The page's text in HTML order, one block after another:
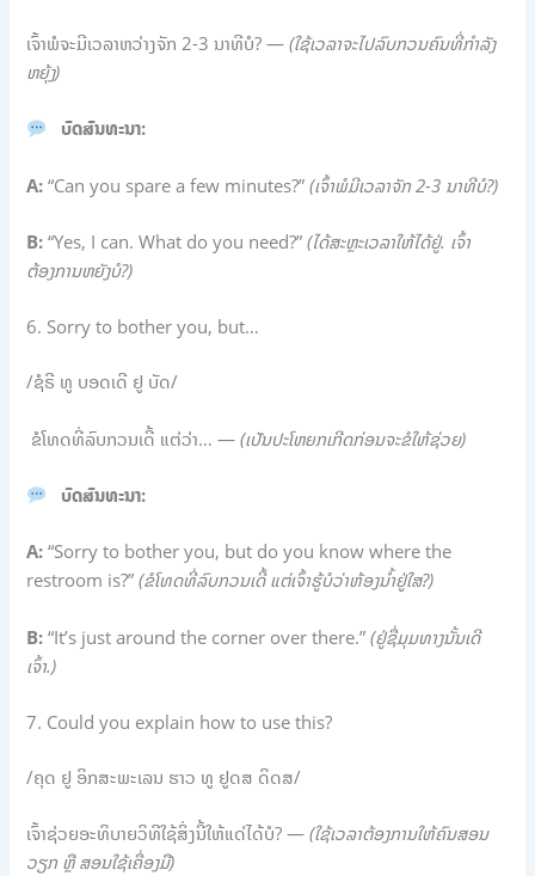
ເຈົ້າພໍຈະມີເວລາຫວ່າງຈັກ 2-3 ນາທີບໍ? —(ໃຊ້ເວລາຈະໄປລົບກວນຄົນທີ່ກຳລັງ
ຫຍຸ້ງ)
ບົດສົນທະນາ:
A: “Can you spare a few minutes?”(ເຈົ້າພໍມີເວລາຈັກ 2-3 ນາທີບໍ?)
B: “Yes, I can. What do you need?”(ໄດ້ສະຫຼະເວລາໃຫ້ໄດ້ຢູ່. ເຈົ້າ
ຕ້ອງການຫຍັງບໍ?)
6. Sorry to bother you, but…
/ຊໍຣີ ທູ ບອດເດີ ຢູ ບັດ/
ຂໍໂທດທີ່ລົບກວນເດີ້ ແຕ່ວ່າ… —(ເປັນປະໂຫຍກເກີດກ່ອນຈະຂໍໃຫ້ຊ່ວຍ)
ບົດສົນທະນາ:
A: “Sorry to bother you, but do you know where the
restroom is?”(ຂໍໂທດທີ່ລົບກວນເດີ້ ແຕ່ເຈົ້າຮູ້ບໍວ່າຫ້ອງນ້ຳຢູ່ໃສ?)
B: “It’s just around the corner over there.”(ຢູ່ຊື່ມຸມທາງນັ້ນເດີ
ເຈົ້າ.)
7. Could you explain how to use this?
/ຄຸດ ຢູ ອິກສະພະເລນ ຮາວ ທູ ຢູດສ ດິດສ/
ເຈົ້າຊ່ວຍອະທິບາຍວິທີໃຊ້ສິ່ງນີ້ໃຫ້ແດ່ໄດ້ບໍ? —(ໃຊ້ເວລາຕ້ອງການໃຫ້ຄົນສອນ
ວຽກ ຫຼື ສອນໃຊ້ເຄື່ອງມື)